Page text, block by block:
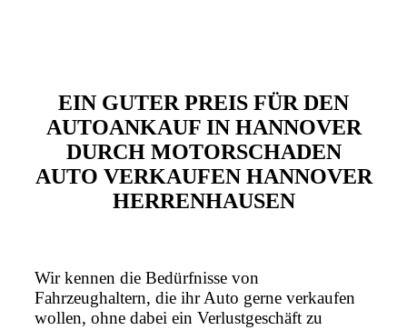
EIN GUTER PREIS FÜR DEN
AUTOANKAUF IN HANNOVER
DURCH MOTORSCHADEN
AUTO VERKAUFEN HANNOVER
HERRENHAUSEN
Wir kennen die Bedürfnisse von
Fahrzeughaltern, die ihr Auto gerne verkaufen
wollen, ohne dabei ein Verlustgeschäft zu